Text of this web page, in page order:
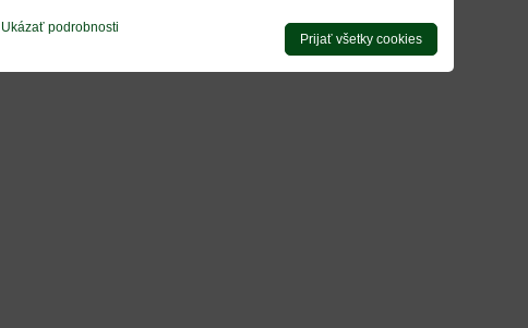
Ukázať podrobnosti
Prijať všetky cookies